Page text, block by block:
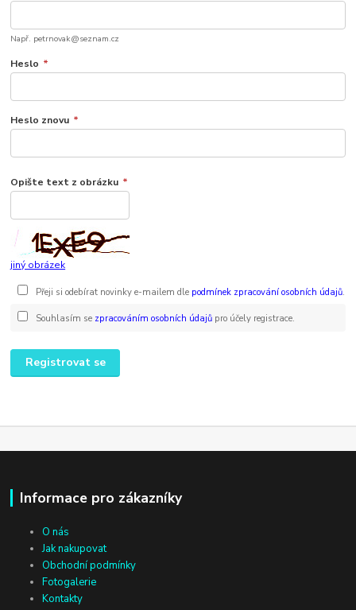
Např. petrnovak@seznam.cz
Heslo *
Heslo znovu *
Opište text z obrázku *
jiný obrázek
Přeji si odebírat novinky e-mailem dle podmínek zpracování osobních údajů.
Souhlasím se zpracováním osobních údajůpro účely registrace.
Registrovat se
Informace pro zákazníky
O nás
Jak nakupovat
Obchodní podmínky
Fotogalerie
Kontakty